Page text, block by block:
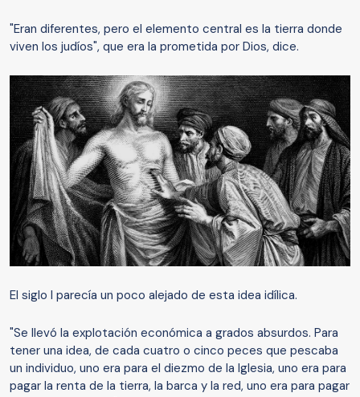
"Eran diferentes, pero el elemento central es la tierra donde
viven los judíos", que era la prometida por Dios, dice.
El siglo I parecía un poco alejado de esta idea idílica.
"Se llevó la explotación económica a grados absurdos. Para
tener una idea, de cada cuatro o cinco peces que pescaba
un individuo, uno era para el diezmo de la Iglesia, uno era para
pagar la renta de la tierra, la barca y la red, uno era para pagar